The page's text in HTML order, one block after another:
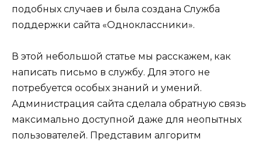
подобных случаев и была создана Служба
поддержки сайта «Одноклассники».
В этой небольшой статье мы расскажем, как
написать письмо в службу. Для этого не
потребуется особых знаний и умений.
Администрация сайта сделала обратную связь
максимально доступной даже для неопытных
пользователей. Представим алгоритм